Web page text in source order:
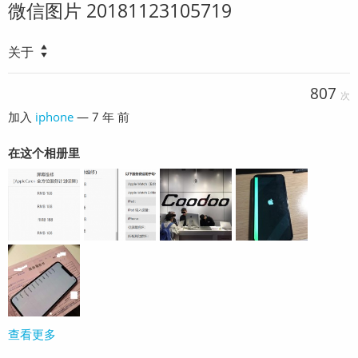
微信图片 20181123105719
关于
807 次
加入 iphone — 7 年 前
在这个相册里
查看更多